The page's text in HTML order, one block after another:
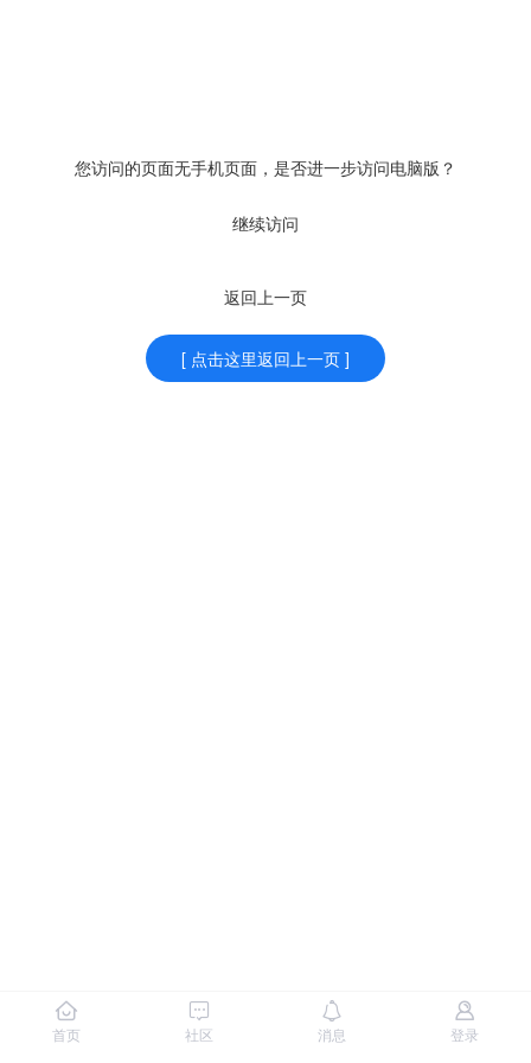
您访问的页面无手机页面，是否进一步访问电脑版？
继续访问
返回上一页
[ 点击这里返回上一页 ]
首页 社区 消息 登录